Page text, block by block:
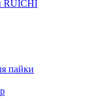
RUICHI
пайки